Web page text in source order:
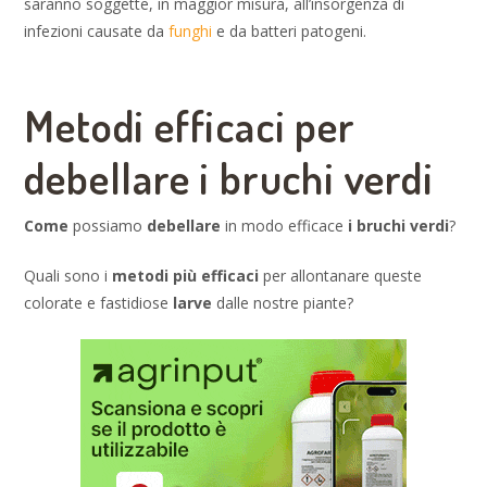
infezioni causate dafunghi e da batteri patogeni.
Metodi efficaci per
debellare i bruchi verdi
Come possiamo debellare in modo efficace i bruchi verdi?
Quali sono i metodi più efficaci per allontanare queste
colorate e fastidiose larve dalle nostre piante?